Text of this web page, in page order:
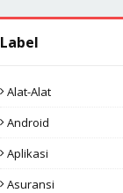
Label
Alat-Alat
Android
Aplikasi
Asuransi